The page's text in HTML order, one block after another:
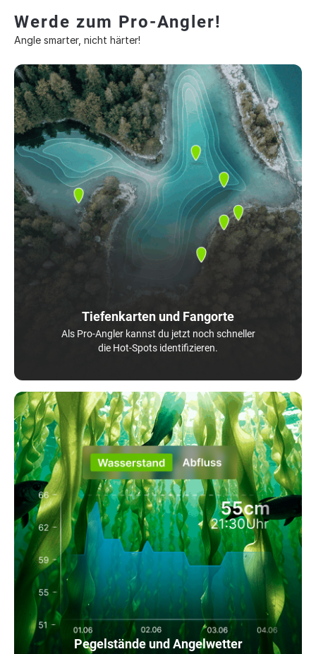
Werde zum Pro-Angler!
Angle smarter, nicht härter!
Tiefenkarten und Fangorte
Als Pro-Angler kannst du jetzt noch schneller
die Hot-Spots identifizieren.
Pegelstände und Angelwetter